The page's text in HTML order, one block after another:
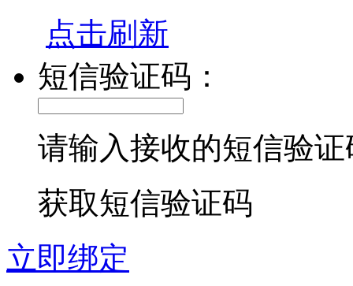
点击刷新
短信验证码：
请输入接收的短信验证
获取短信验证码
立即绑定